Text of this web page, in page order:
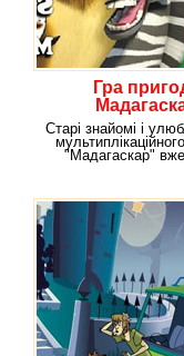
Гра
Старі знайомі і
"Мадагаскар"